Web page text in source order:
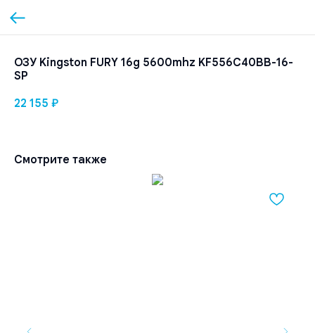
ОЗУ Kingston FURY 16g 5600mhz KF556C40BB-16-
SP
22 155 ₽
Смотрите также